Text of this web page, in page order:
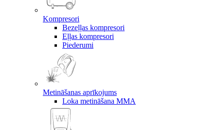
Kompresori
Bezeļļas kompresori
Eļļas kompresori
Piederumi
Metināšanas aprīkojums
Loka metināšana MMA